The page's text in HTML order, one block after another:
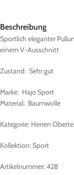
Beschreibung
Sportlich eleganter
einem V-Ausschnitt
Zustand: Sehr gut
Marke: Hajo Sport
Material: Baumwolle
Kategorie: Herren
Kollektion: Sport
Artikelnummer: 428